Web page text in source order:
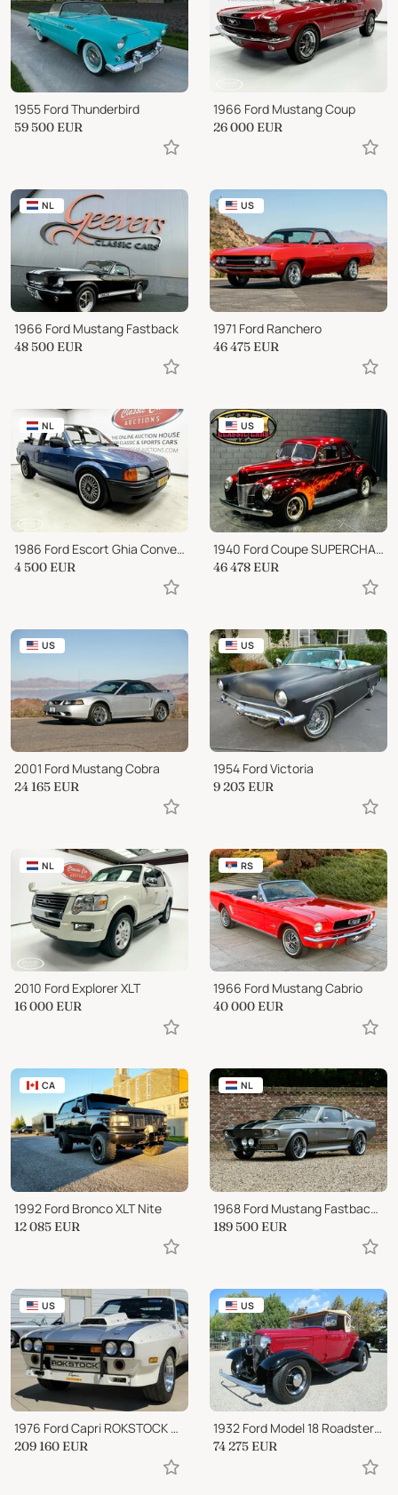
1955 Ford Thunderbird
59 500 EUR
1966 Ford Mustang Coup
26 000 EUR
NL
1966 Ford Mustang Fastback
48 500 EUR
US
1971 Ford Ranchero
46 475 EUR
NL
1986 Ford Escort Ghia Convertible
4 500 EUR
US
1940 Ford Coupe SUPERCHARGED HOT ROD PAINT IS INSANE!
46 478 EUR
US
2001 Ford Mustang Cobra
24 165 EUR
US
1954 Ford Victoria
9 203 EUR
NL
2010 Ford Explorer XLT
16 000 EUR
RS
1966 Ford Mustang Cabrio
40 000 EUR
CA
1992 Ford Bronco XLT Nite
12 085 EUR
NL
1968 Ford Mustang Fastback "Eleanor-tribute"
189 500 EUR
US
1976 Ford Capri ROKSTOCK RSR GT
209 160 EUR
US
1932 Ford Model 18 Roadster Hot Rod
74 275 EUR